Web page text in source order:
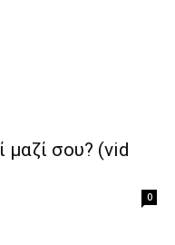
μαζί σου? (vid
0